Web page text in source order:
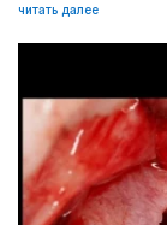
читать далее